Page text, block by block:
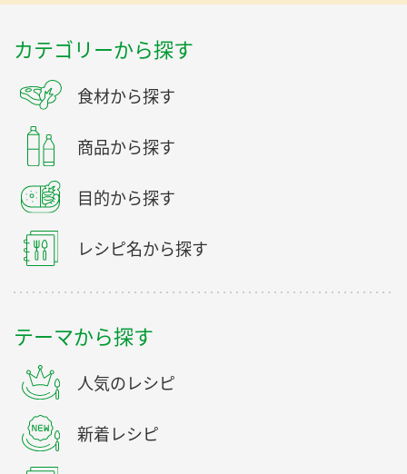
カテゴリーから探す
食材から探す
商品から探す
目的から探す
レシピ名から探す
テーマから探す
人気のレシピ
新着レシピ